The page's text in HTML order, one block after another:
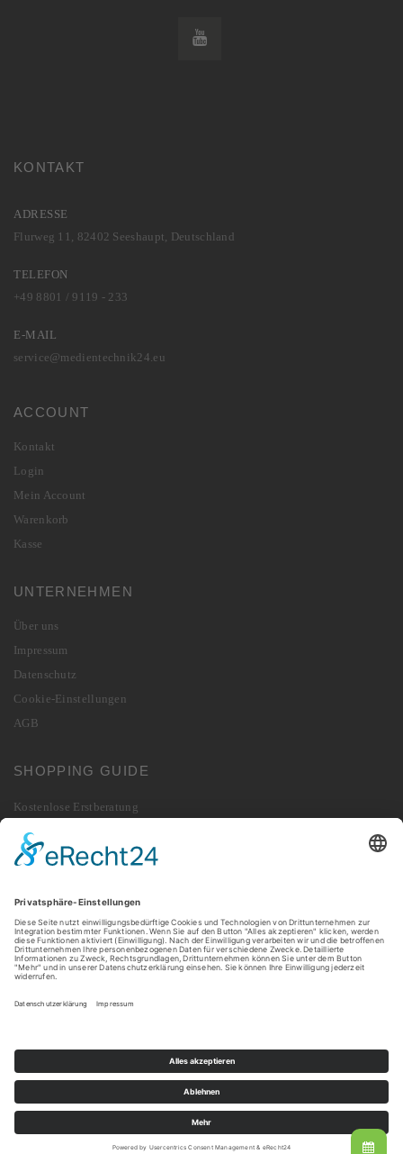
KONTAKT
ADRESSE
Flurweg 11, 82402 Seeshaupt, Deutschland
TELEFON
+49 8801 / 9119 - 233
E-MAIL
service@medientechnik24.eu
ACCOUNT
Kontakt
Login
Mein Account
Warenkorb
Kasse
UNTERNEHMEN
Über uns
Impressum
Datenschutz
Cookie-Einstellungen
AGB
SHOPPING GUIDE
Kostenlose Erstberatung
Lieferung
Zahlung
Vertrag widerrufen
Rücksendung